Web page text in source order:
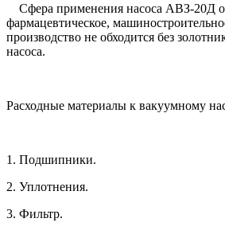
Сфера применения насоса АВЗ-20Д
фармацевтическое,
производство не обходится без
насоса.
Расходные материалы к вакуумному
1. Подшипники.
2. Уплотнения.
3. Фильтр.